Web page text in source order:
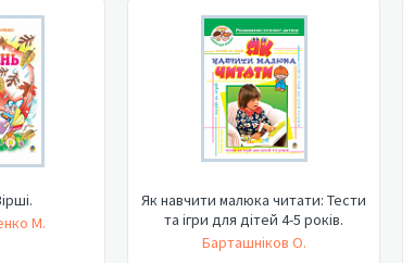
М.
Як навчити малюка читати: Тести
та ігри для дітей 4-5 років.
Барташніков О.